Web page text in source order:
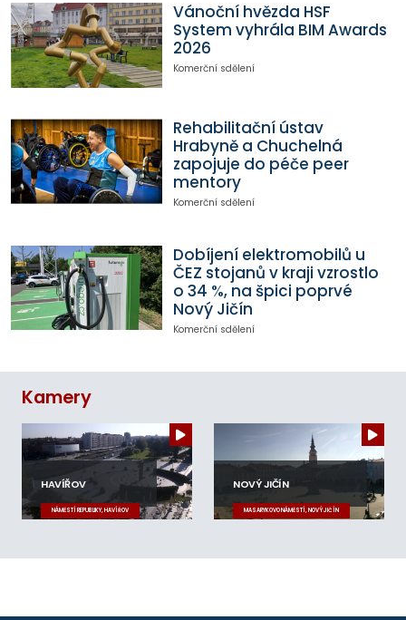
Vánoční hvězda HSF
System vyhrála BIM Awards
2026
Komerční sdělení
Rehabilitační ústav
Hrabyně a Chuchelná
zapojuje do péče peer
mentory
Komerční sdělení
Dobíjení elektromobilů u
ČEZ stojanů v kraji vzrostlo
o 34 %, na špici poprvé
Nový Jičín
Komerční sdělení
Kamery
HAVÍŘOV
NÁMĚSTÍ REPUBLIKY, HAVÍŘOV
NOVÝ JIČÍN
MASARYKOVO NÁMĚSTÍ, NOVÝ JIČÍN